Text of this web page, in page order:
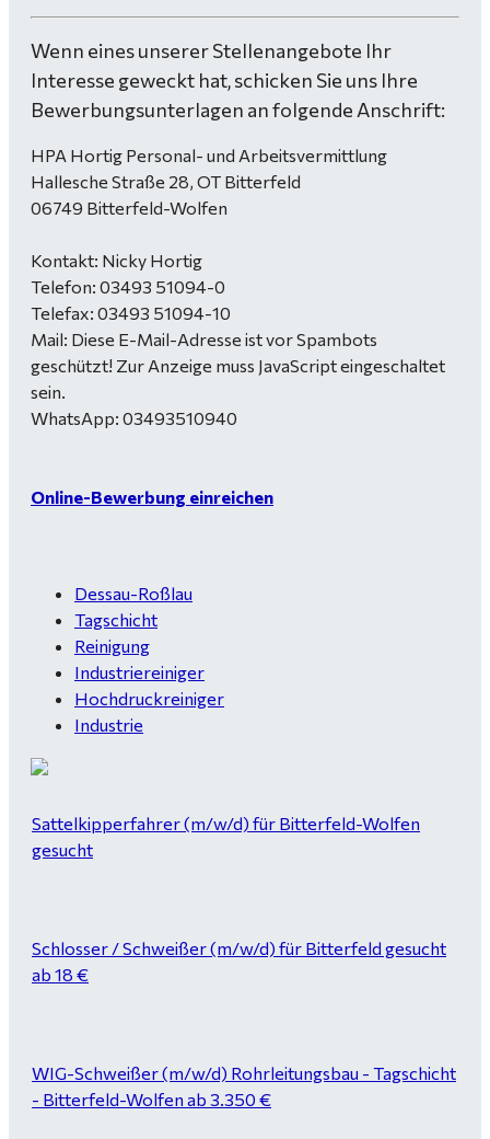
Wenn eines unserer Stellenangebote Ihr
Interesse geweckt hat, schicken Sie uns Ihre
Bewerbungsunterlagen an folgende Anschrift:
HPA Hortig Personal- und Arbeitsvermittlung
Hallesche Straße 28, OT Bitterfeld
06749 Bitterfeld-Wolfen
Kontakt: Nicky Hortig
Telefon: 03493 51094-0
Telefax: 03493 51094-10
Mail: Diese E-Mail-Adresse ist vor Spambots
geschützt! Zur Anzeige muss JavaScript eingeschaltet
sein.
WhatsApp: 03493510940
Online-Bewerbung einreichen
Dessau-Roßlau
Tagschicht
Reinigung
Industriereiniger
Hochdruckreiniger
Industrie
Sattelkipperfahrer (m/w/d) für Bitterfeld-Wolfen
gesucht
Schlosser / Schweißer (m/w/d) für Bitterfeld gesucht
ab 18 €
WIG-Schweißer (m/w/d) Rohrleitungsbau - Tagschicht
- Bitterfeld-Wolfen ab 3.350 €